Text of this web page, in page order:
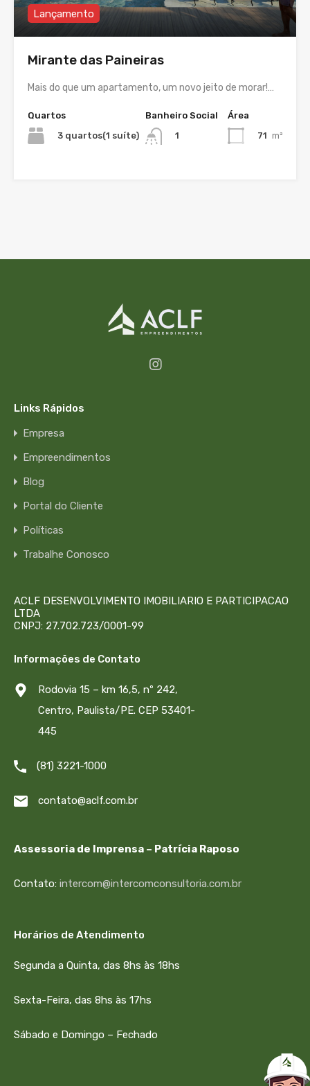
Lançamento
Mirante das Paineiras
Mais do que um apartamento, um novo jeito de morar!…
Quartos
3 quartos(1 suíte)
Banheiro Social
1
Área
71 m²
Links Rápidos
Empresa
Empreendimentos
Blog
Portal do Cliente
Políticas
Trabalhe Conosco
ACLF DESENVOLVIMENTO IMOBILIARIO E PARTICIPACAO
LTDA
CNPJ: 27.702.723/0001-99
Informações de Contato
Rodovia 15 – km 16,5, nº 242,
Centro, Paulista/PE. CEP 53401-
445
(81) 3221-1000
contato@aclf.com.br
Assessoria de Imprensa – Patrícia Raposo
Contato: intercom@intercomconsultoria.com.br
Horários de Atendimento
Segunda a Quinta, das 8hs às 18hs
Sexta-Feira, das 8hs às 17hs
Sábado e Domingo – Fechado